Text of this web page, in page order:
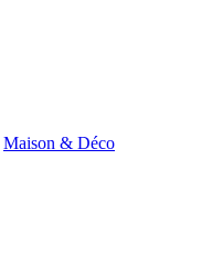
Maison & Déco